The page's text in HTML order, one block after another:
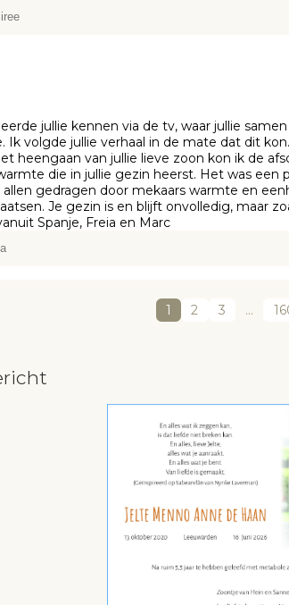
jullie kennen via de tv, waar jullie
Ik volgde jullie verhaal in de mate dat dit
heengaan van jullie lieve zoon kon ik de
die in jullie gezin heerst. Het was
allen gedragen door mekaars warmte en
Je gezin is en blijft onvolledig, maar
Spanje, Freia en Marc
1 2 3 …